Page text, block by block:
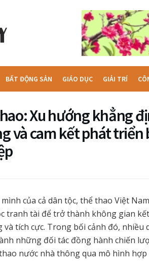
BẤT ĐỘNG SẢN GIÁO DỤC GIẢI TRÍ
Xu hướng khẳng
và cam kết phát triển
của cả dân tộc, thể thao Việt
tranh tài để trở thành không gian
và tích cực. Trong bối cảnh đó, nhiều
những đối tác đồng hành chiến
nước nhà thông qua mô hình hợp